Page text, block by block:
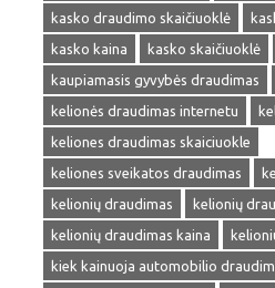
kasko draudimo skaičiuoklė
kasko kaina
kasko skaičiuoklė
kaupiamasis gyvybės draudimas
kelionės draudimas internetu
keliones draudimas skaiciuokle
keliones sveikatos draudimas
kelionių draudimas
kelionių
kelionių draudimas kaina
kiek kainuoja automobilio